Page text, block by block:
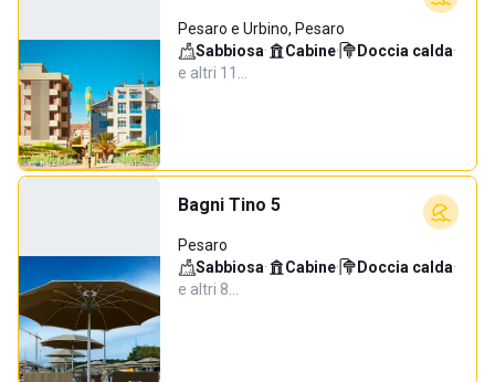
Pesaro e Urbino, Pesaro
Sabbiosa· Cabine· Doccia calda·
e altri 11…
Bagni Tino 5
Pesaro
Sabbiosa· Cabine· Doccia calda·
e altri 8…